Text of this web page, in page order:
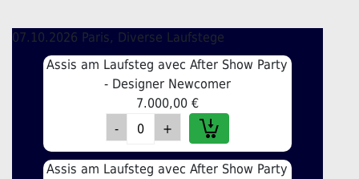
07.10.2026 Paris, Diverse Laufstege
Assis am Laufsteg avec After Show Party
- Designer Newcomer
7.000,00 €
Assis am Laufsteg avec After Show Party